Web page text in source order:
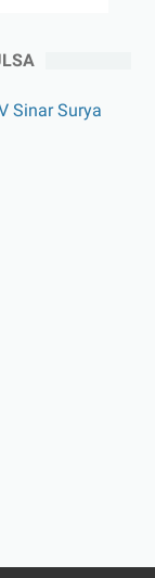
Sinar Surya